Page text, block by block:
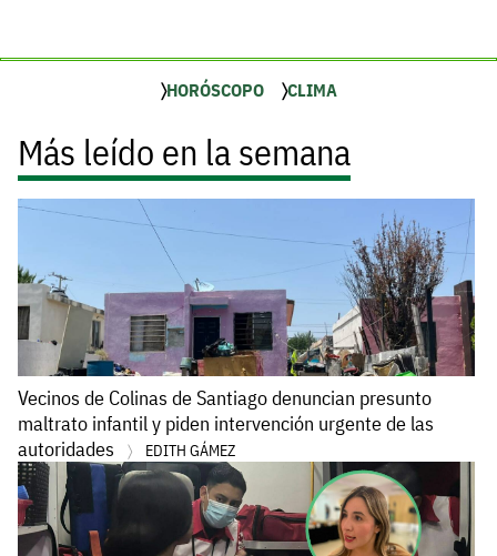
HORÓSCOPO CLIMA
Más leído en la semana
Vecinos de Colinas de Santiago denuncian presunto
maltrato infantil y piden intervención urgente de las
autoridades
EDITH GÁMEZ